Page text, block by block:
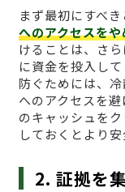
まず最初にすべき
へのアクセスを
けることは、さ
に資金を投入し
防ぐためには、
へのアクセスを
のキャッシュを
しておくとより安
2. 証拠を